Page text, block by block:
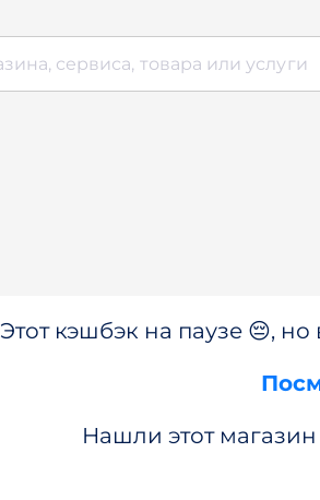
Этот кэшбэк на паузе 😔,
Нашли этот